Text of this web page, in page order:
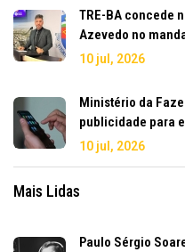
TRE-BA concede
Azevedo no
10 jul, 2026
Ministério da
publicidade para
10 jul, 2026
Mais Lidas
Paulo Sérgio